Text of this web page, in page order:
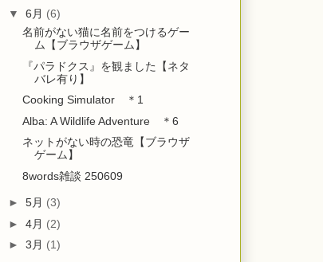
▼6月 (6)
名前がない猫に名前をつけるゲー
ム【ブラウザゲーム】
『パラドクス』を観ました【ネタ
バレ有り】
Cooking Simulator ＊1
Alba: A Wildlife Adventure ＊6
ネットがない時の恐竜【ブラウザ
ゲーム】
8words雑談 250609
►5月 (3)
►4月 (2)
►3月 (1)